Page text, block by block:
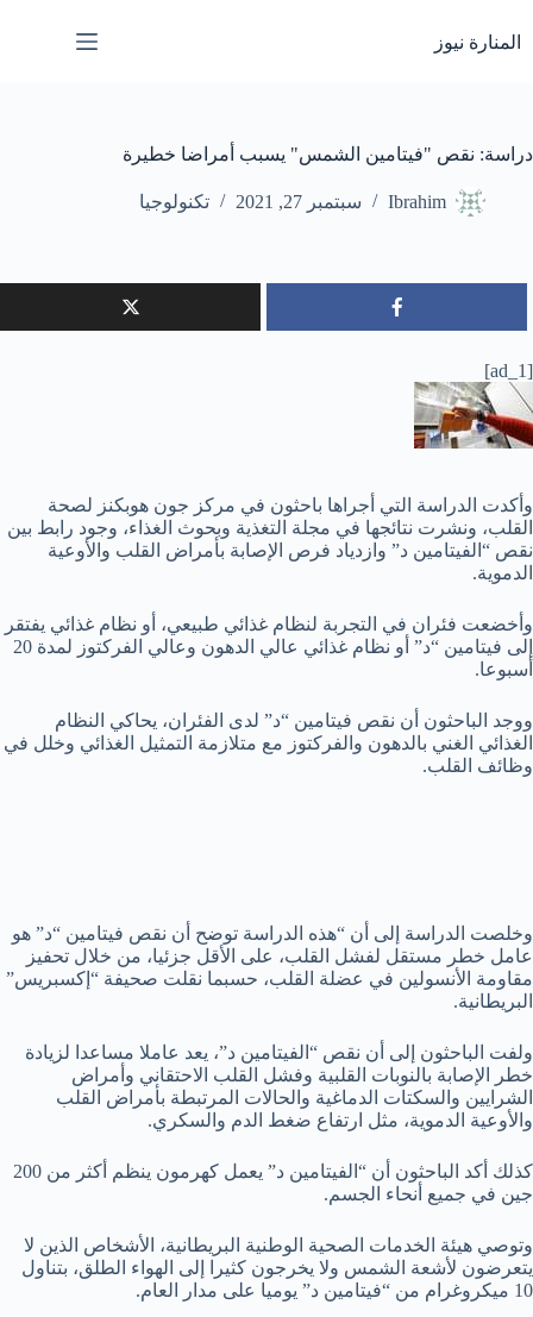
إلى
المحتوى
المنارة نيوز
دراسة: نقص "فيتامين الشمس" يسبب أمراضا خطيرة
Ibrahim سبتمبر 27, 2021 تكنولوجيا
[ad_1]
وأكدت الدراسة التي أجراها باحثون في مركز جون هوبكنز لصحة
القلب، ونشرت نتائجها في مجلة التغذية وبحوث الغذاء، وجود رابط بين
نقص “الفيتامين د” وازدياد فرص الإصابة بأمراض القلب والأوعية
الدموية.
وأخضعت فئران في التجربة لنظام غذائي طبيعي، أو نظام غذائي يفتقر
إلى فيتامين “د” أو نظام غذائي عالي الدهون وعالي الفركتوز لمدة 20
أسبوعا.
ووجد الباحثون أن نقص فيتامين “د” لدى الفئران، يحاكي النظام
الغذائي الغني بالدهون والفركتوز مع متلازمة التمثيل الغذائي وخلل في
وظائف القلب.
وخلصت الدراسة إلى أن “هذه الدراسة توضح أن نقص فيتامين “د” هو
عامل خطر مستقل لفشل القلب، على الأقل جزئيا، من خلال تحفيز
مقاومة الأنسولين في عضلة القلب، حسبما نقلت صحيفة “إكسبريس”
البريطانية.
ولفت الباحثون إلى أن نقص “الفيتامين د”، يعد عاملا مساعدا لزيادة
خطر الإصابة بالنوبات القلبية وفشل القلب الاحتقاني وأمراض
الشرايين والسكتات الدماغية والحالات المرتبطة بأمراض القلب
والأوعية الدموية، مثل ارتفاع ضغط الدم والسكري.
كذلك أكد الباحثون أن “الفيتامين د” يعمل كهرمون ينظم أكثر من 200
جين في جميع أنحاء الجسم.
وتوصي هيئة الخدمات الصحية الوطنية البريطانية، الأشخاص الذين لا
يتعرضون لأشعة الشمس ولا يخرجون كثيرا إلى الهواء الطلق، بتناول
10 ميكروغرام من “فيتامين د” يوميا على مدار العام.